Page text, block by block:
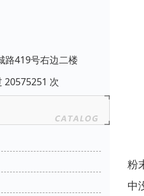
路419号右边二楼
20575251 次
粉
中